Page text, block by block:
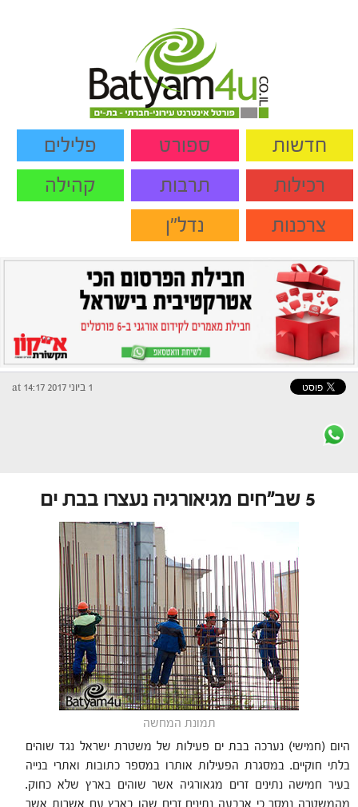
חדשות ספורט
פלילים
רכילות
תרבות
קהילה
צרכנות
נדל"ן
1 ביוני 2017 at 14:17
5 שב"חים מגיאורגיה נעצרו בבת ים
תמונת המחשה
היום (חמישי) נערכה בבת ים פעילות של משטרת ישראל נגד שוהים
בלתי חוקיים. במסגרת הפעילות אותרו במספר כתובות ואתרי בנייה
בעיר חמישה נתינים זרים מגאורגיה אשר שוהים בארץ שלא כחוק.